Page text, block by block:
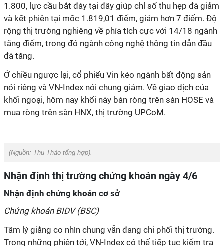
1.800, lực cầu bắt đáy tại đây giúp chỉ số thu hẹp đà giảm
và kết phiên tại mốc 1.819,01 điểm, giảm hơn 7 điểm. Độ
rộng thị trường nghiêng về phía tích cực với 14/18 ngành
tăng điểm, trong đó ngành công nghệ thông tin dẫn đầu
đà tăng.
Ở chiều ngược lại, cổ phiếu Vin kéo ngành bất động sản
nói riêng và VN-Index nói chung giảm. Về giao dịch của
khối ngoại, hôm nay khối này bán ròng trên sàn HOSE và
mua ròng trên sàn HNX, thị trường UPCoM.
(Nguồn: Thu Thảo tổng hợp).
Nhận định thị trường chứng khoán ngày 4/6
Nhận định chứng khoán cơ sở
Chứng khoán BIDV (BSC)
Tâm lý giằng co nhìn chung vẫn đang chi phối thị trường.
Trong những phiên tới, VN-Index có thể tiếp tục kiểm tra